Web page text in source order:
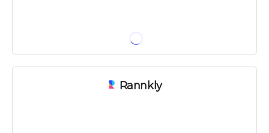
Rannkly